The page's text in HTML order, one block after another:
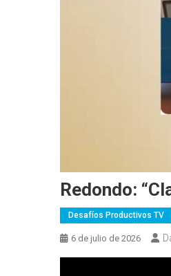
Redondo:
Desafíos Productivos TV
6 de julio de 2026